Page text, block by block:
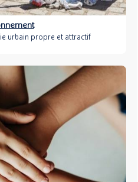
urbain propre et attractif